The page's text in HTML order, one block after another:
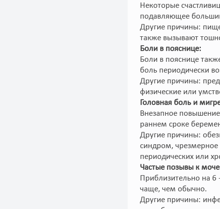
Некоторые
подавляющее
Другие причины:
также вызывают
Боли в пояснице:
Боли в пояснице
боль периодически
Другие причины:
физические или
Головная боль и
Внезапное
раннем сроке
Другие причины:
синдром, чрезмерное
периодических или
Частые позывы к
Приблизительно на 6
чаще, чем обычно.
Другие причины: